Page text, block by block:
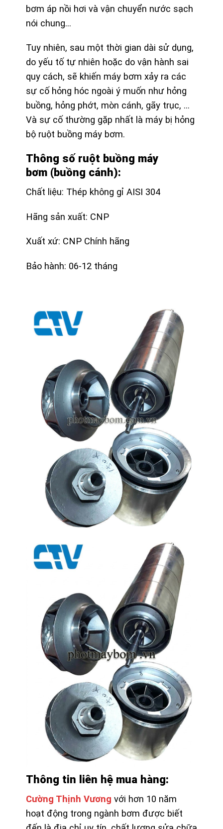
bơm áp nồi hơi và vận chuyển nước sạch
nói chung…
Tuy nhiên, sau một thời gian dài sử dụng,
do yếu tố tự nhiên hoặc do vận hành sai
quy cách, sẽ khiến máy bơm xảy ra các
sự cố hỏng hóc ngoài ý muốn như hỏng
buồng, hỏng phớt, mòn cánh, gãy trục, …
Và sự cố thường gặp nhất là máy bị hỏng
bộ ruột buồng máy bơm.
Thông số ruột buồng máy
bơm (buồng cánh):
Chất liệu: Thép không gỉ AISI 304
Hãng sản xuất: CNP
Xuất xứ: CNP Chính hãng
Bảo hành: 06-12 tháng
Thông tin liên hệ mua hàng:
Cường Thịnh Vương với hơn 10 năm
hoạt động trong ngành bơm được biết